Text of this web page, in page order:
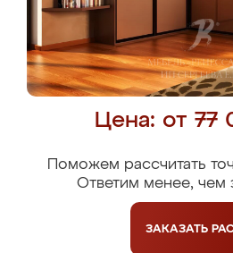
Цена: от 77
Поможем рассчитать
Ответим менее, чем
ЗАКАЗАТЬ